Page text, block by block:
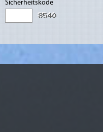
Sicherheitskode